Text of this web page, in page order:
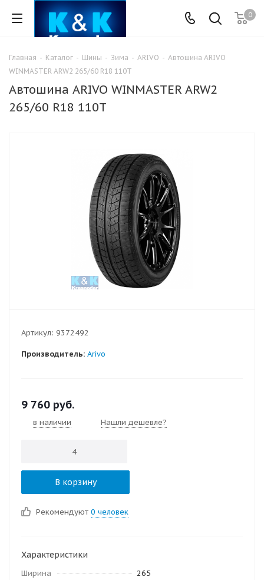
0
Главная - Каталог - Шины - Зима - ARIVO - Автошина ARIVO
WINMASTER ARW2 265/60 R18 110T
Автошина ARIVO WINMASTER ARW2
265/60 R18 110T
Артикул: 9372492
Производитель: Arivo
9 760 руб.
в наличии Нашли дешевле?
В корзину
Рекомендуют 0 человек
Характеристики
Ширина
265